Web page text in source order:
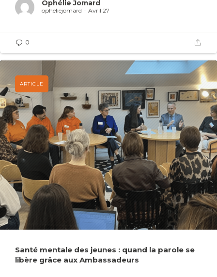
Ophélie Jomard
opheliejomard Avril 27
0
Santé mentale des jeunes : quand la parole se
libère grâce aux Ambassadeurs